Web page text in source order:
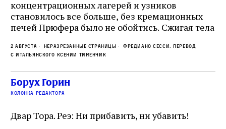
концентрационных лагерей и узников
становилось все больше, без кремационных
печей Прюфера было не обойтись. Cжигая тела
верны своему архаичному культу смерти, но и
скрывали от населения соседних городов,
сколько узников погибало каждый день в этих
жутких местах
2 августа Неразрезанные страницы
Фредиано Сесси. Перевод
с итальянского Ксении Тименчик
Борух Горин
колонка редактора
Двар Тора. Реэ: Ни прибавить, ни убавить!